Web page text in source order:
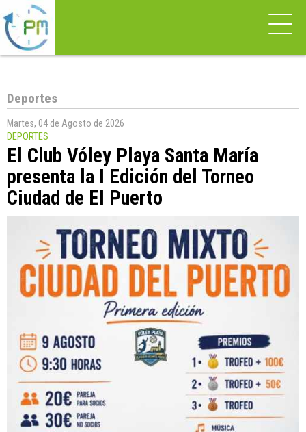
Deportes
Martes, 04 de Agosto de 2026
DEPORTES
El Club Vóley Playa Santa María
presenta la I Edición del Torneo
Ciudad de El Puerto